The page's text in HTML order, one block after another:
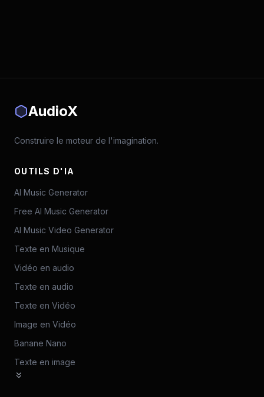
AudioX
Construire le moteur de l'imagination.
OUTILS D'IA
AI Music Generator
Free AI Music Generator
AI Music Video Generator
Texte en Musique
Vidéo en audio
Texte en audio
Texte en Vidéo
Image en Vidéo
Banane Nano
Texte en image